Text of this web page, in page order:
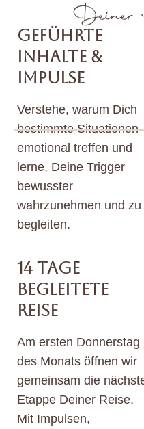
Deiner
GEFÜHRTE
INHALTE &
IMPULSE
Verstehe, warum Dich
bestimmte Situationen
emotional treffen und
lerne, Deine Trigger
bewusster
wahrzunehmen und zu
begleiten.
14 TAGE
BEGLEITETE
REISE
Am ersten Donnerstag
des Monats öffnen wir
gemeinsam die
Etappe Deiner Reise.
Mit Impulsen,